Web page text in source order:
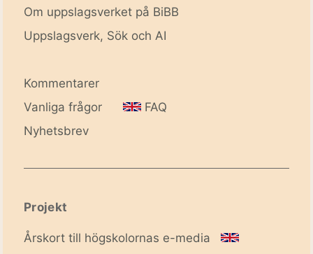
Om uppslagsverket på BiBB
Uppslagsverk, Sök och AI
Kommentarer
Vanliga frågor
FAQ
Nyhetsbrev
Projekt
Årskort till högskolornas e-media